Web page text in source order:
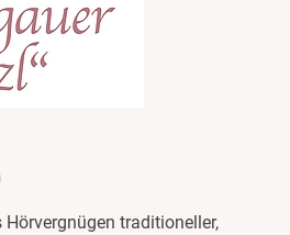
traditioneller,